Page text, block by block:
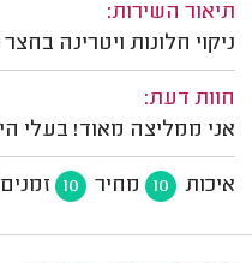
תיאור השירות:
ניקוי חלונות ויטרינה
חוות דעת:
אני ממליצה מאוד! בעלי
איכות 10 מחיר 10 זמנים